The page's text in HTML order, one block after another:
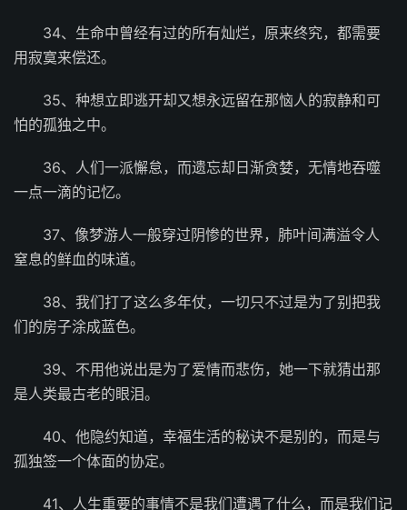
34、生命中曾经有过的所有灿烂，原来终究，都需要
用寂寞来偿还。
35、种想立即逃开却又想永远留在那恼人的寂静和可
怕的孤独之中。
36、人们一派懈怠，而遗忘却日渐贪婪，无情地吞噬
一点一滴的记忆。
37、像梦游人一般穿过阴惨的世界，肺叶间满溢令人
窒息的鲜血的味道。
38、我们打了这么多年仗，一切只不过是为了别把我
们的房子涂成蓝色。
39、不用他说出是为了爱情而悲伤，她一下就猜出那
是人类最古老的眼泪。
40、他隐约知道，幸福生活的秘诀不是别的，而是与
孤独签一个体面的协定。
41、人生重要的事情不是我们遭遇了什么，而是我们记